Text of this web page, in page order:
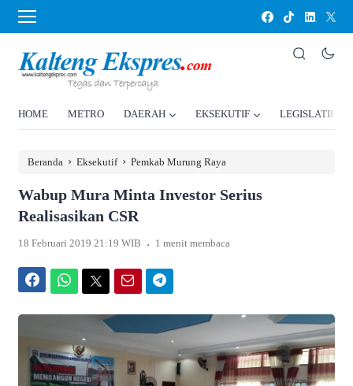
HOME METRO DAERAH EKSEKUTIF LEGISLATIF
Beranda › Eksekutif › Pemkab Murung Raya
Wabup Mura Minta Investor Serius
Realisasikan CSR
18 Februari 2019 21:19 WIB . 1 menit membaca